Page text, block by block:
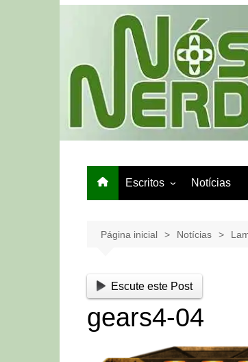
Escritos
Papo de Bar
Notícias
Página inicial Notícias
Escute este Post
gears4-04